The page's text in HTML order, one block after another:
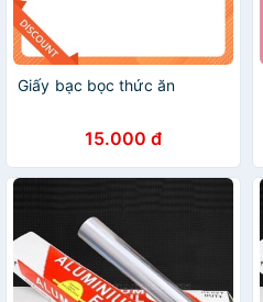
Giấy bạc bọc thức ăn
15.000 đ